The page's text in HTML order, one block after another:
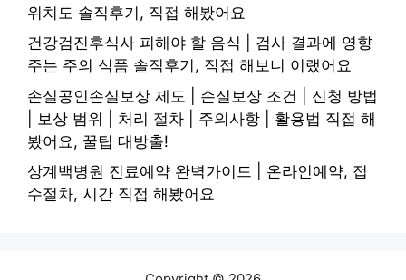
위치도 솔직후기, 직접 해봤어요
건강검진후식사 피해야 할 음식 | 검사 결과에 영향
주는 주의 식품 솔직후기, 직접 해보니 이랬어요
손실공인손실보상 제도 | 손실보상 조건 | 신청 방법
| 보상 범위 | 처리 절차 | 주의사항 | 활용법 직접 해
봤어요, 꿀팁 대방출!
상계백병원 진료예약 완벽가이드 | 온라인예약, 접
수절차, 시간 직접 해봤어요